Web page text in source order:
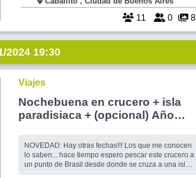
la música . Los viernes bailamos Americano y Rock ,
11 0 8
2024 19:30
Viajes
Nochebuena en crucero + isla
paradisiaca + (opcional) Año
NOVEDAD: Hay otras fechas!!! Los que me conocen
lo saben... hace tiempo espero pescar este crucero a
un punto de Brasil desde donde se cruza a una isla